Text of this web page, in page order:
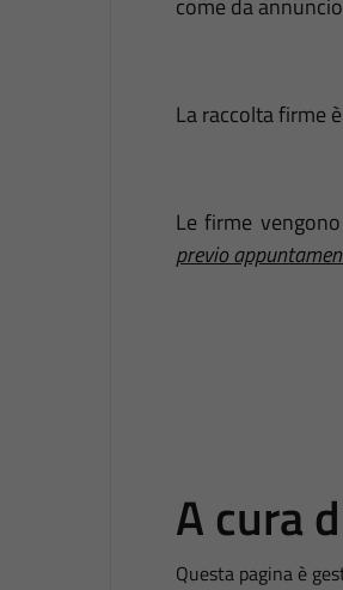
come da
La raccolta firme
Le firme
previo
A cura
Questa pagina è